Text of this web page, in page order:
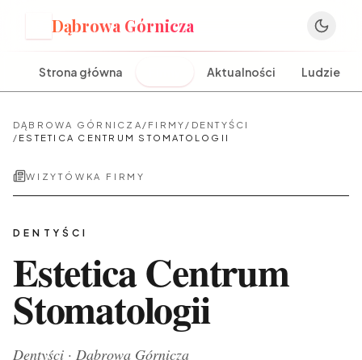
Dąbrowa Górnicza
Strona główna Aktualności Ludzie
DĄBROWA GÓRNICZA / FIRMY / DENTYŚCI
/ ESTETICA CENTRUM STOMATOLOGII
WIZYTÓWKA FIRMY
DENTYŚCI
Estetica Centrum
Stomatologii
Dentyści · Dąbrowa Górnicza